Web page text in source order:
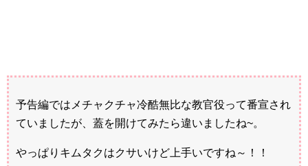
予告編ではメチャクチャ冷酷無比な教官役って番宣され
ていましたが、蓋を開けてみたら違いましたね~。
やっぱりキムタクはクサいけど上手いですね～！！